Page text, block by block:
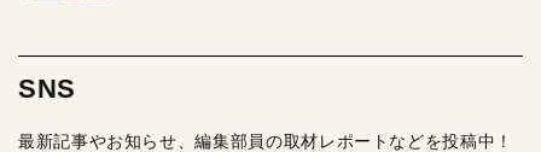
SNS
最新記事やお知らせ、編集部員の取材レポートなどを投稿中！